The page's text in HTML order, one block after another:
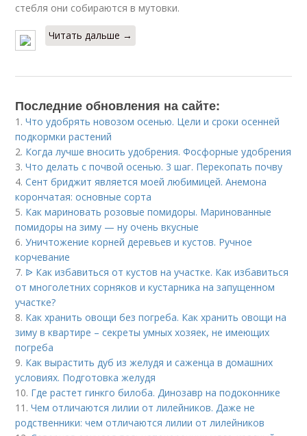
стебля они собираются в мутовки.
Читать дальше →
Последние обновления на сайте:
1.Что удобрять новозом осенью. Цели и сроки осенней
подкормки растений
2. Когда лучше вносить удобрения. Фосфорные удобрения
3.Что делать с почвой осенью. 3 шаг. Перекопать почву
4.Сент бриджит является моей любимицей. Анемона
корончатая: основные сорта
5. Как мариновать розовые помидоры. Маринованные
помидоры на зиму — ну очень вкусные
6.Уничтожение корней деревьев и кустов. Ручное
корчевание
7. ᐉ Как избавиться от кустов на участке. Как избавиться
от многолетних сорняков и кустарника на запущенном
участке?
8. Как хранить овощи без погреба. Как хранить овощи на
зиму в квартире – секреты умных хозяек, не имеющих
погреба
9. Как вырастить дуб из желудя и саженца в домашних
условиях. Подготовка желудя
10. Где растет гинкго билоба. Динозавр на подоконнике
11.Чем отличаются лилии от лилейников. Даже не
родственники: чем отличаются лилии от лилейников